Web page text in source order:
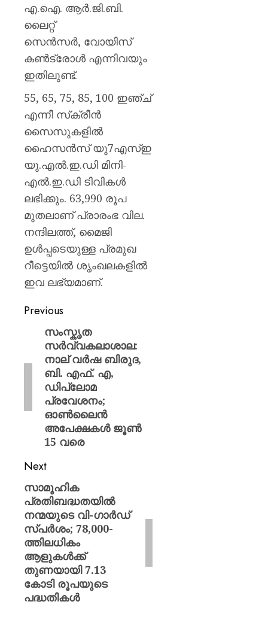
എ.ഐ. ആര്‍.ജി.ബി.
ലൈറ്റ്
സെന്‍സര്‍, വോയിസ്
കണ്‍ട്രോള്‍ എന്നിവയും
ഇതിലുണ്ട്.
55, 65, 75, 85, 100 ഇഞ്ച്
എന്നീ സ്‌ക്രീന്‍
സൈസുകളില്‍
ഹൈസന്‍സ് യു7എസ്ഇ
യു.എല്‍.ഇ.ഡി മിനി-
എല്‍.ഇ.ഡി ടിവികള്‍
ലഭിക്കും. 63,990 രൂപ
മുതലാണ് പ്രാരംഭ വില.
നന്ദിലത്ത്, മൈജി
ഉള്‍പ്പടെയുള്ള പ്രമുഖ
റീട്ടെയില്‍ ശൃംഖലകളില്‍
ഇവ ലഭ്യമാണ്.
Previous
സംസ്കൃത
സര്‍വ്വകലാശാല:
നാല് വര്‍ഷ ബിരുദ,
ബി. എഫ്. എ,
ഡിപ്ലോമ
പ്രവേശനം;
ഓൺലൈൻ
അപേക്ഷകള്‍ ജൂണ്‍
15 വരെ
Next
സാമൂഹിക
പ്രതിബദ്ധതയിൽ
നന്മയുടെ വി-ഗാർഡ്
സ്പർശം; 78,000-
ത്തിലധികം
ആളുകൾക്ക്
തുണയായി 7.13
കോടി രൂപയുടെ
പദ്ധതികൾ